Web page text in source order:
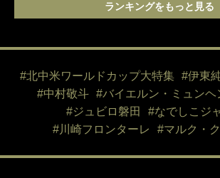
ランキングをもっと見る
#北中米ワールドカップ大特集 #伊東
#中村敬斗
#バイエルン・ミュンヘ
#ジュビロ磐田
#なでしこジ
#川崎フロンターレ
#マルク・